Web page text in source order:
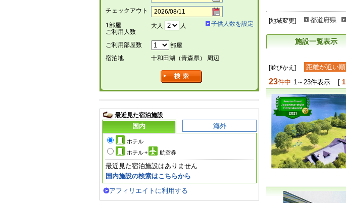
[地域変更] 都道府県
施設一覧表示
[並びかえ] 距離が近い順
23件中 1～23件表示 [ 1
チェックアウト
1部屋
ご利用人数
大人 人 子供人数を設定
ご利用部屋数
部屋
宿泊地
十和田湖（青森県） 周辺
最近見た宿泊施設
国内 海外
ホテル
ホテル+ 航空券
最近見た宿泊施設はありません
国内施設の検索はこちらから
アフィリエイトに利用する